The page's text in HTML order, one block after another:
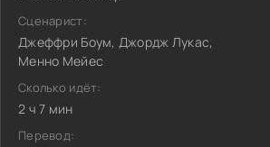
Сценарист:
Джеффри Боум, Джордж Лукас,
Менно Мейес
Сколько идёт:
2 ч 7 мин
Перевод: